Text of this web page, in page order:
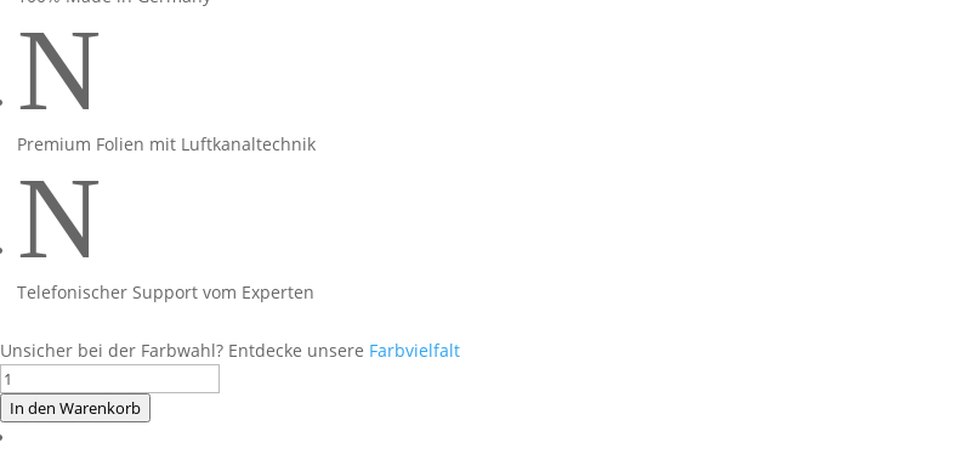
N
Premium Folien mit Luftkanaltechnik
N
Telefonischer Support vom Experten
Unsicher bei der Farbwahl? Entdecke unsere Farbvielfalt
Foliendesign
CB125R
Miami
In den Warenkorb